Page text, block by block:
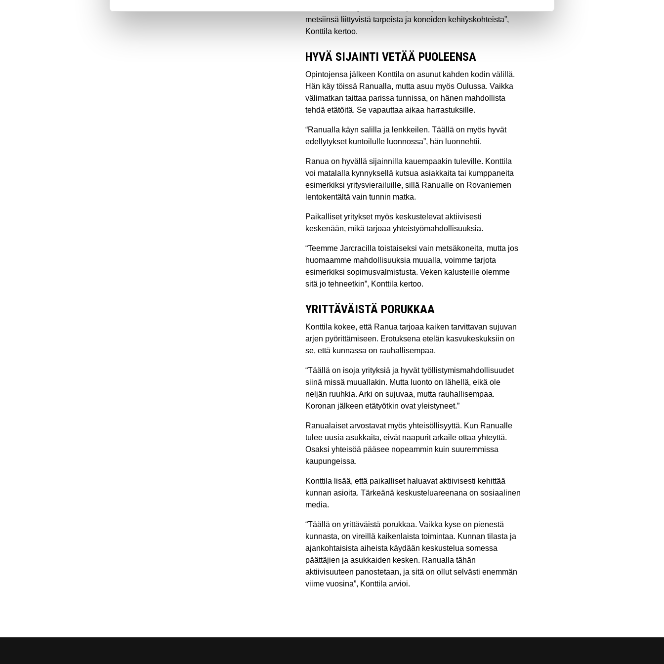
metsiinsä liittyvistä tarpeista ja koneiden kehityskohteista”,
Konttila kertoo.
HYVÄ SIJAINTI VETÄÄ PUOLEENSA
Opintojensa jälkeen Konttila on asunut kahden kodin välillä.
Hän käy töissä Ranualla, mutta asuu myös Oulussa. Vaikka
välimatkan taittaa parissa tunnissa, on hänen mahdollista
tehdä etätöitä. Se vapauttaa aikaa harrastuksille.
“Ranualla käyn salilla ja lenkkeilen. Täällä on myös hyvät
edellytykset kuntoilulle luonnossa”, hän luonnehtii.
Ranua on hyvällä sijainnilla kauempaakin tuleville. Konttila
voi matalalla kynnyksellä kutsua asiakkaita tai kumppaneita
esimerkiksi yritysvierailuille, sillä Ranualle on Rovaniemen
lentokentältä vain tunnin matka.
Paikalliset yritykset myös keskustelevat aktiivisesti
keskenään, mikä tarjoaa yhteistyömahdollisuuksia.
“Teemme Jarcracilla toistaiseksi vain metsäkoneita, mutta jos
huomaamme mahdollisuuksia muualla, voimme tarjota
esimerkiksi sopimusvalmistusta. Veken kalusteille olemme
sitä jo tehneetkin”, Konttila kertoo.
YRITTÄVÄISTÄ PORUKKAA
Konttila kokee, että Ranua tarjoaa kaiken tarvittavan sujuvan
arjen pyörittämiseen. Erotuksena etelän kasvukeskuksiin on
se, että kunnassa on rauhallisempaa.
“Täällä on isoja yrityksiä ja hyvät työllistymismahdollisuudet
siinä missä muuallakin. Mutta luonto on lähellä, eikä ole
neljän ruuhkia. Arki on sujuvaa, mutta rauhallisempaa.
Koronan jälkeen etätyötkin ovat yleistyneet.”
Ranualaiset arvostavat myös yhteisöllisyyttä. Kun Ranualle
tulee uusia asukkaita, eivät naapurit arkaile ottaa yhteyttä.
Osaksi yhteisöä pääsee nopeammin kuin suuremmissa
kaupungeissa.
Konttila lisää, että paikalliset haluavat aktiivisesti kehittää
kunnan asioita. Tärkeänä keskusteluareenana on sosiaalinen
media.
“Täällä on yrittäväistä porukkaa. Vaikka kyse on pienestä
kunnasta, on vireillä kaikenlaista toimintaa. Kunnan tilasta ja
ajankohtaisista aiheista käydään keskustelua somessa
päättäjien ja asukkaiden kesken. Ranualla tähän
aktiivisuuteen panostetaan, ja sitä on ollut selvästi enemmän
viime vuosina”, Konttila arvioi.